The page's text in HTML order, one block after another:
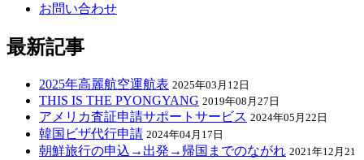
お問い合わせ
最新記事
2025年高麗航空運航表 2025年03月12日
THIS IS THE PYONGYANG 2019年08月27日
アメリカ査証申請サポートサービス 2024年05月22日
韓国ビザ代行申請 2024年04月17日
朝鮮旅行の申込→出発→帰国までのながれ 2021年12月21